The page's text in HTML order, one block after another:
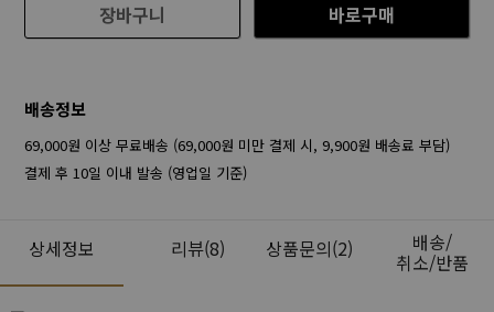
장바구니
바로구매
배송정보
69,000원 이상 무료배송 (69,000원 미만 결제 시, 9,900원 배송료 부담)
결제 후 10일 이내 발송 (영업일 기준)
상세정보 리뷰(8) 상품문의(2) 배송/
취소/반품